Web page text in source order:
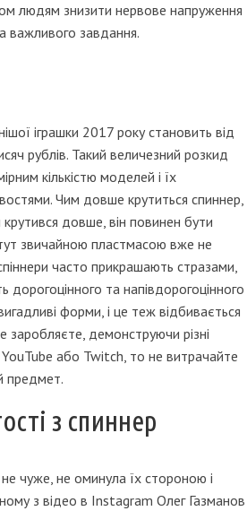
людям знизити нервове напруження
важливого завдання.
іграшки 2017 року становить від
рублів. Такий величезний розкид
кількістю моделей і їх
Чим довше крутиться спиннер,
довше, він повинен бути
звичайною пластмасою вже не
часто прикрашають стразами,
дорогоцінного та напівдорогоцінного
форми, і це теж відбивається
заробляєте, демонструючи різні
або Twitch, то не витрачайте
предмет.
з спиннер
чуже, не оминула їх стороною і
з відео в Instagram Олег Газманов